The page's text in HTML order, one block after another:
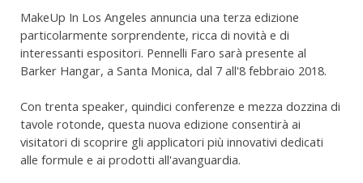
MakeUp In Los Angeles annuncia una terza edizione
particolarmente sorprendente, ricca di novità e di
interessanti espositori. Pennelli Faro sarà presente al
Barker Hangar, a Santa Monica, dal 7 all'8 febbraio 2018.
Con trenta speaker, quindici conferenze e mezza dozzina di
tavole rotonde, questa nuova edizione consentirà ai
visitatori di scoprire gli applicatori più innovativi dedicati
alle formule e ai prodotti all'avanguardia.